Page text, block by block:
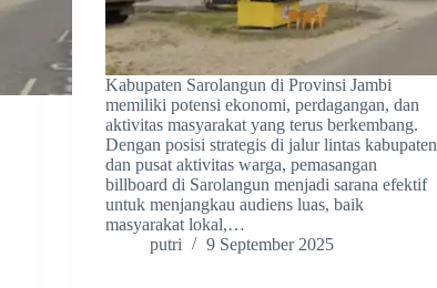
Kabupaten Sarolangun di Provinsi Jambi
memiliki potensi ekonomi, perdagangan, dan
aktivitas masyarakat yang terus berkembang.
Dengan posisi strategis di jalur lintas kabupaten
dan pusat aktivitas warga, pemasangan
billboard di Sarolangun menjadi sarana efektif
untuk menjangkau audiens luas, baik
masyarakat lokal,…
putri
9 September 2025